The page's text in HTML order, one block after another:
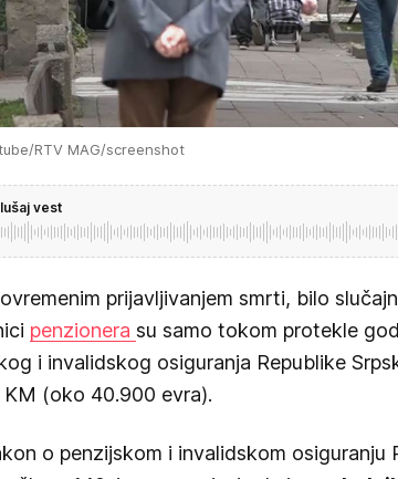
RTV MAG/screenshot
vest
prijavljivanjem smrti, bilo
penzionera su samo tokom protekle
i invalidskog osiguranja Republike
(oko 40.900 evra).
o penzijskom i invalidskom osiguranju